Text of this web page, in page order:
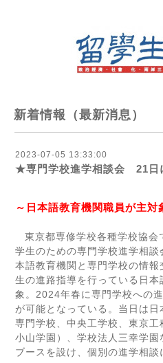
新着情報（最新消息）
2023-07-05 13:33:00
★専門学校進学相談会 21日
～日本語教育機関職員が主対
東京都専修学校各種学校協会
学生のための専門学校進学相
本語教育機関と専門学校の情
生の進路指導を行っている日
象。 2024年春に専門学校への
が可能となっている。当日は
専門学校、中央工学校、東京工
小山学園）、学校法人三幸学園
ブースを設け、個別の進学相談